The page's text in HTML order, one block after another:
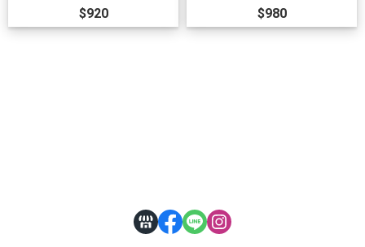
$920
畫冊 作品集 *9/28發售!
$980